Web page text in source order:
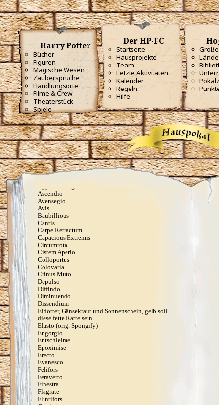
Harry Potter
Bücher
Figuren
Magische Wesen
Zaubersprüche
Handlungsorte
Filme & Crew
Theaterstück
Spiele
Der HP-FC
Startseite
Hausprojekte
Team
Letzte Aktivitäten
Kalender
Regeln
Hilfe
Alltagszauber
Aberto
Accio
Aguamenti
Alohomora
Appare Vestigium
Ascendio
Avensegio
Avis
Baubillious
Cantis
Carpe Retractum
Capacious Extremis
Circumrota
Cistem Aperio
Colloportus
Colovaria
Crinus Muto
Depulso
Diffindo
Diminuendo
Dissendium
Eidotter, Gänsekraut und Sonnenschein, gelb soll
diese fette Ratte sein
Elasto (orig. Spongify)
Engorgio
Entschleime
Epoximise
Erecto
Evanesco
Felifors
Feraverto
Finestra
Flagrate
Flintifors